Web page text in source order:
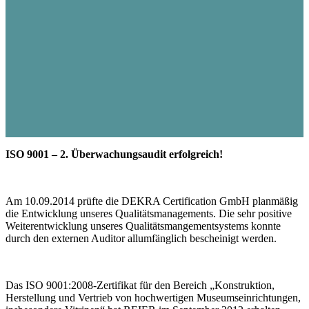
ISO 9001 – 2. Überwachungsaudit erfolgreich!
Am 10.09.2014 prüfte die DEKRA Certification GmbH planmäßig
die Entwicklung unseres Qualitätsmanagements. Die sehr positive
Weiterentwicklung unseres Qualitätsmangementsystems konnte
durch den externen Auditor allumfänglich bescheinigt werden.
Das ISO 9001:2008-Zertifikat für den Bereich „Konstruktion,
Herstellung und Vertrieb von hochwertigen Museumseinrichtungen,